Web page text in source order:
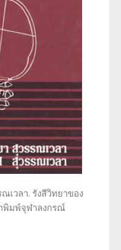
เวลา. รังสีวิทยาของ
พิมพ์จุฬาลงกรณ์